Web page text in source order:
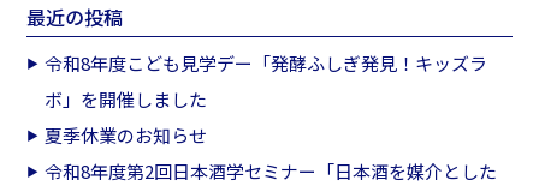
最近の投稿
令和8年度こども見学デー「発酵ふしぎ発見！キッズラ
ボ」を開催しました
夏季休業のお知らせ
令和8年度第2回日本酒学セミナー「日本酒を媒介とした